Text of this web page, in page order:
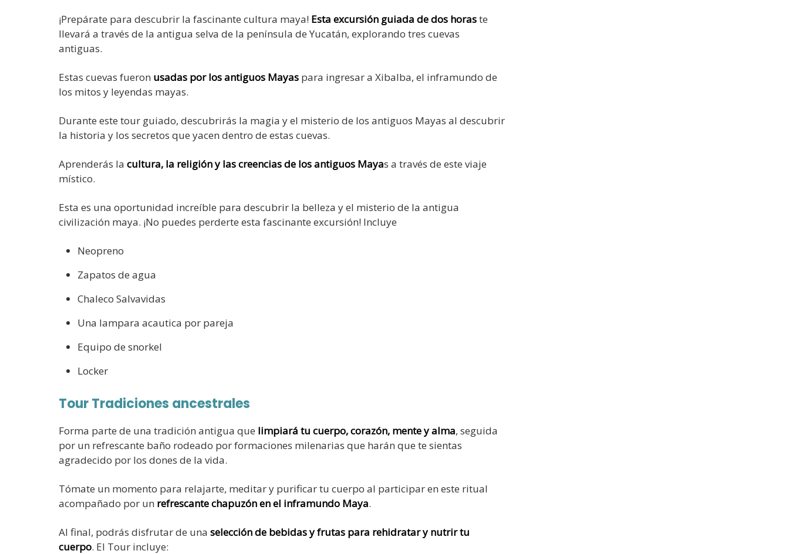
¡Prepárate para descubrir la fascinante cultura maya! Esta excursión guiada de dos horaste
llevará a través de la antigua selva de la península de Yucatán, explorando tres cuevas
antiguas.
Estas cuevas fueron usadas por los antiguos Mayas para ingresar a Xibalba, el inframundo de
los mitos y leyendas mayas.
Durante este tour guiado, descubrirás la magia y el misterio de los antiguos Mayas al descubrir
la historia y los secretos que yacen dentro de estas cuevas.
Aprenderás la cultura, la religión y las creencias de los antiguos Mayas a través de este viaje
místico.
Esta es una oportunidad increíble para descubrir la belleza y el misterio de la antigua
civilización maya. ¡No puedes perderte esta fascinante excursión! Incluye
Neopreno
Zapatos de agua
Chaleco Salvavidas
Una lampara acautica por pareja
Equipo de snorkel
Locker
Tour Tradiciones ancestrales
Forma parte de una tradición antigua que limpiará tu cuerpo, corazón, mente y alma, seguida
por un refrescante baño rodeado por formaciones milenarias que harán que te sientas
agradecido por los dones de la vida.
Tómate un momento para relajarte, meditar y purificar tu cuerpo al participar en este ritual
acompañado por un refrescante chapuzón en el inframundo Maya.
Al final, podrás disfrutar de una selección de bebidas y frutas para rehidratar y nutrir tu
cuerpo. El Tour incluye: